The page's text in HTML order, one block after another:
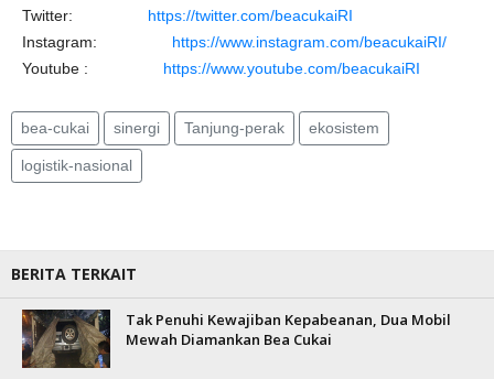
Twitter: https://twitter.com/beacukaiRI
Instagram: https://www.instagram.com/beacukaiRI/
Youtube : https://www.youtube.com/beacukaiRI
bea-cukai sinergi Tanjung-perak ekosistem
logistik-nasional
BERITA TERKAIT
Tak Penuhi Kewajiban Kepabeanan, Dua Mobil
Mewah Diamankan Bea Cukai